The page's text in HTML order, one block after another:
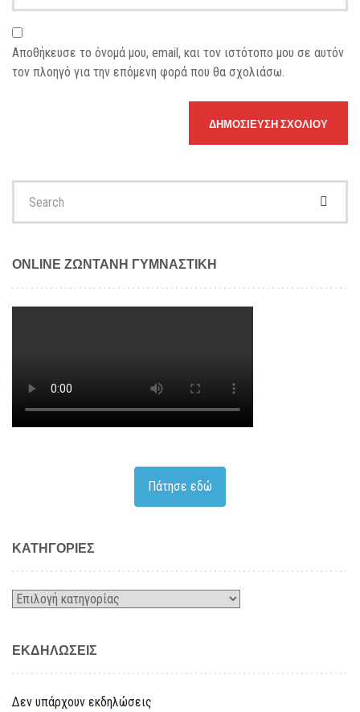
Αποθήκευσε το όνομά μου, email, και τον ιστότοπο μου σε αυτόν
τον πλοηγό για την επόμενη φορά που θα σχολιάσω.
ONLINE ΖΩΝΤΑΝΗ ΓΥΜΝΑΣΤΙΚΗ
Πάτησε εδώ
KΑΤΗΓΟΡΊΕΣ
Kατηγορίες
ΕΚΔΗΛΏΣΕΙΣ
Δεν υπάρχουν εκδηλώσεις